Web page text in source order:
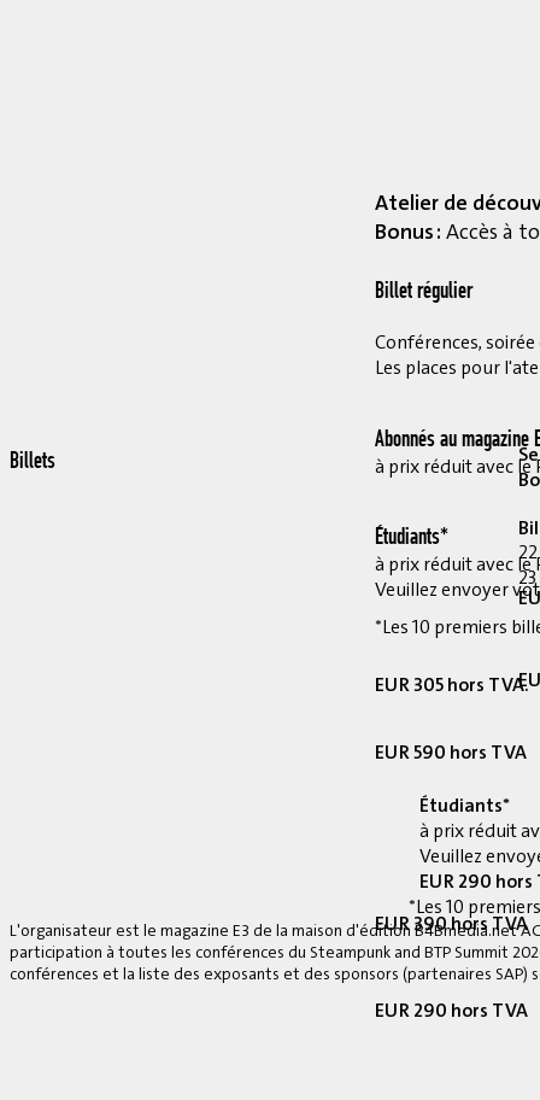
Atelier de
Bonus : Accès à
Billet régulier
Conférences,
Les places pour
Abonnés au magazine
à prix réduit avec le
Étudiants*
à prix réduit avec le
Veuillez envoyer
*Les 10 premiers
EUR 305 hors TVA.
EUR 590 hors TVA
EUR 390 hors TVA
EUR 290 hors TVA
Billets
Étudiants*
à prix réduit
Veuillez
EUR 290 hors
*Les 10
L'organisateur est le magazine E3 de la maison d'édition B4Bmedia.net
participation à toutes les conférences du Steampunk and BTP Summit
conférences et la liste des exposants et des sponsors (partenaires